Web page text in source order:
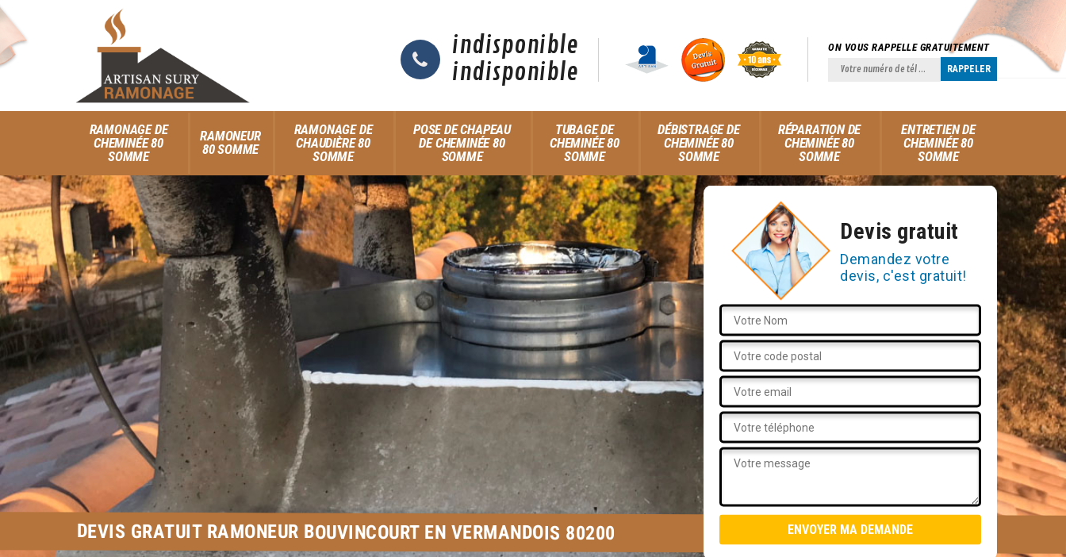
indisponible
indisponible
ON VOUS RAPPELLE GRATUITEMENT
RAMONAGE DE
CHEMINÉE 80
SOMME
RAMONEUR
80 SOMME
RAMONAGE DE
CHAUDIÈRE 80
SOMME
POSE DE CHAPEAU
DE CHEMINÉE 80
SOMME
TUBAGE DE
CHEMINÉE 80
SOMME
DÉBISTRAGE DE
CHEMINÉE 80
SOMME
RÉPARATION DE
CHEMINÉE 80
SOMME
ENTRETIEN DE
CHEMINÉE 80
SOMME
Devis gratuit
Demandez votre
devis, c'est gratuit!
DEVIS GRATUIT RAMONEUR BOUVINCOURT EN VERMANDOIS 80200